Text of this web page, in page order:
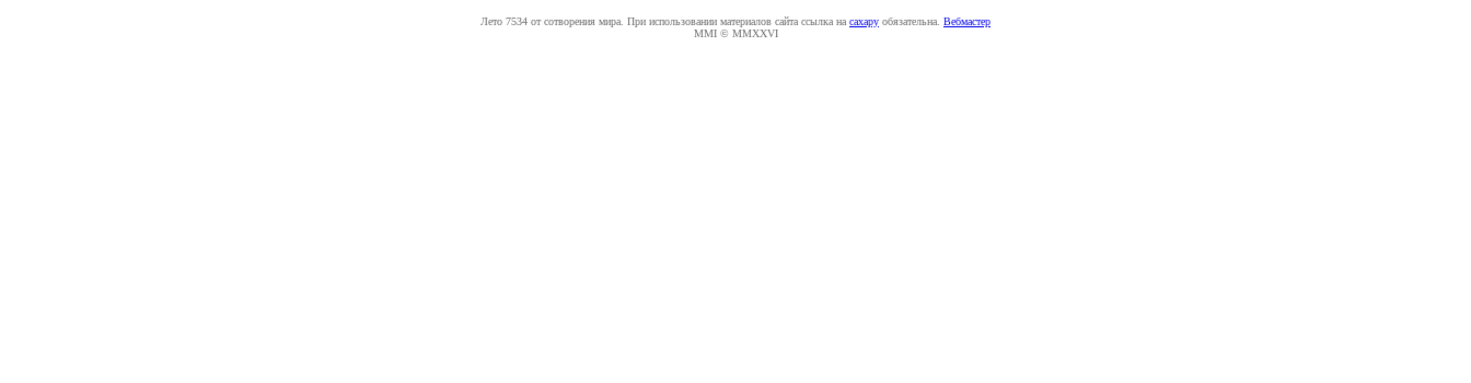
Лето 7534 от сотворения мира. При использовании материалов сайта ссылка на caxapу обязательна. Вебмастер
MMI © MMXXVI